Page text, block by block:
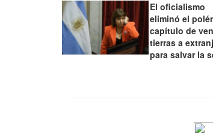
El oficialismo
eliminó el
capítulo de
tierras a
para salvar la